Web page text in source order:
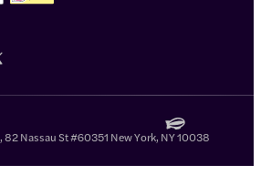
Nassau St #60351 New York, NY 10038